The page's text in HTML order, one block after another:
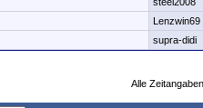
Lenzwin69
supra-didi
Alle